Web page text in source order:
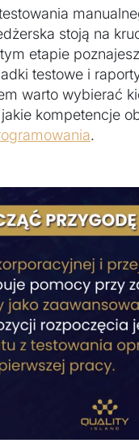
stoją na
etapie
testowe i
warto wybierać
kompetencje
.